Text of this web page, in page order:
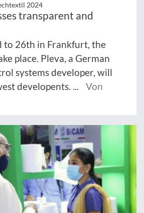
2024
transparent and
to 26th in Frankfurt, the
place. Pleva, a German
systems developer, will
developents. ...
Von